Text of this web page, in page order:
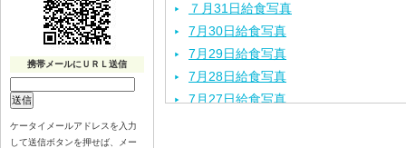
７月31日給食写真
7月30日給食写真
7月29日給食写真
7月28日給食写真
7月27日給食写真
携帯メールにＵＲＬ送信
ケータイメールアドレスを入力
して送信ボタンを押せば、メー